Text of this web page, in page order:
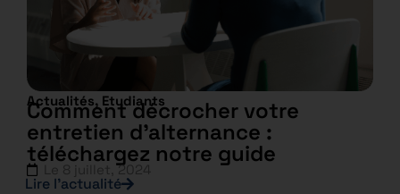
Actualités, Etudiants
Comment décrocher votre
entretien d’alternance :
téléchargez notre guide
8 juillet, 2024
Lire l’actualité